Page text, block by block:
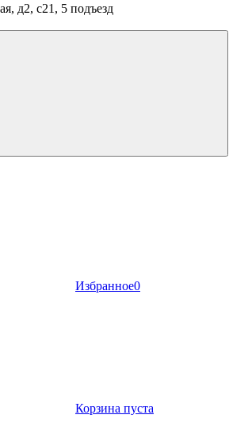
д2, с21, 5 подъезд
Избранное0
Корзина пуста